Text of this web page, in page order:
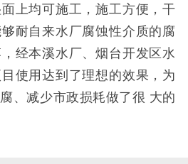
上均可施工，施工方便，干
耐自来水厂腐蚀性介质的腐
经本溪水厂、烟台开发区水
使用达到了理想的效果，为
、减少市政损耗做了很 大的